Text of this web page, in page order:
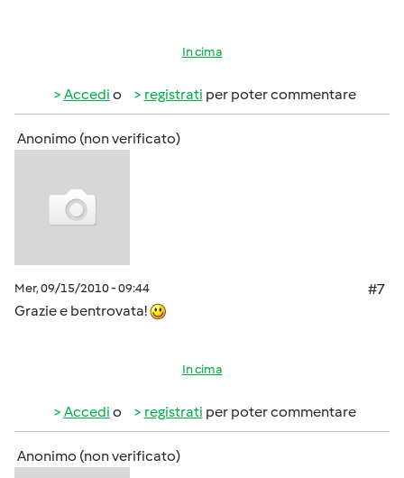
In cima
Accedi o registrati per poter commentare
Anonimo (non verificato)
Mer, 09/15/2010 - 09:44
#7
Grazie e bentrovata!
In cima
Accedi o registrati per poter commentare
Anonimo (non verificato)